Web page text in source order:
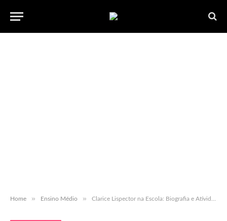
Home » Ensino Médio » Clarice Lispector na Escola: Biografia e Atividades com BNCC para Fundamental e Médio